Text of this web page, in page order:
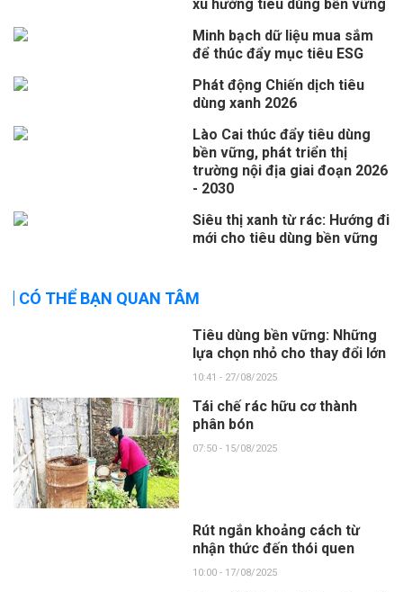
xu hướng tiêu dùng bền vững
Minh bạch dữ liệu mua sắm
để thúc đẩy mục tiêu ESG
Phát động Chiến dịch tiêu
dùng xanh 2026
Lào Cai thúc đẩy tiêu dùng
bền vững, phát triển thị
trường nội địa giai đoạn 2026
- 2030
Siêu thị xanh từ rác: Hướng đi
mới cho tiêu dùng bền vững
CÓ THỂ BẠN QUAN TÂM
Tiêu dùng bền vững: Những
lựa chọn nhỏ cho thay đổi lớn
10:41 - 27/08/2025
Tái chế rác hữu cơ thành
phân bón
07:50 - 15/08/2025
Rút ngắn khoảng cách từ
nhận thức đến thói quen
10:00 - 17/08/2025